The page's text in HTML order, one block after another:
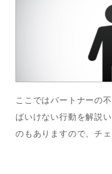
ここではパートナーの
ばいけない行動を解説
のもありますので、チ